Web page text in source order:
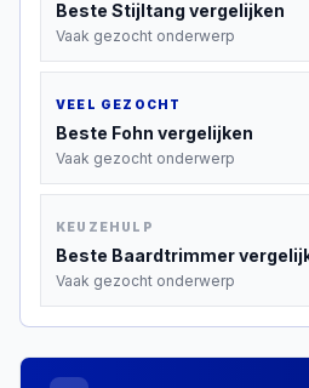
Beste Stijltang vergelijken
Vaak gezocht onderwerp
VEEL GEZOCHT
Beste Fohn vergelijken
Vaak gezocht onderwerp
KEUZEHULP
Beste Baardtrimmer
Vaak gezocht onderwerp